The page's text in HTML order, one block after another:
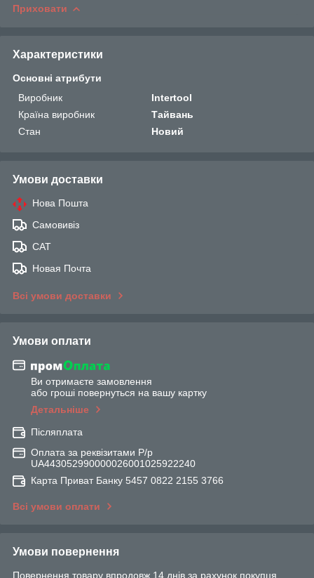
Приховати
Характеристики
Основні атрибути
Виробник
Intertool
Країна виробник
Тайвань
Стан
Новий
Умови доставки
Нова Пошта
Самовивіз
САТ
Новая Почта
Всі умови доставки
Умови оплати
Ви отримаєте замовлення
або гроші повернуться на вашу картку
Детальніше
Післяплата
Оплата за реквізитами Р/р
UA443052990000026001025922240
Карта Приват Банку 5457 0822 2155 3766
Всі умови оплати
Умови повернення
Повернення товару впродовж 14 днів за рахунок покупця